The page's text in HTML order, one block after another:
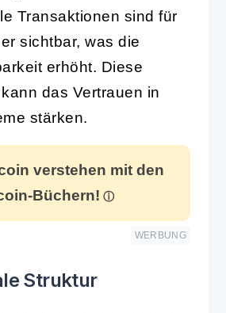
Transaktionen sind für
sichtbar, was die
erhöht. Diese
das Vertrauen in
stärken.
verstehen mit den
Büchern!
WERBUNG
Struktur